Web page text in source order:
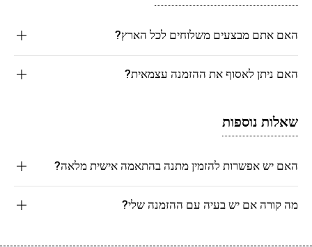
האם אתם מבצעים משלוחים לכל הארץ?
האם ניתן לאסוף את ההזמנה עצמאית?
שאלות נוספות
האם יש אפשרות להזמין מתנה בהתאמה אישית מלאה?
מה קורה אם יש בעיה עם ההזמנה שלי?